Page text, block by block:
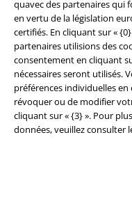
quavec des partenaires qui
en vertu de la législation
certifiés. En cliquant sur «
partenaires utilisions des
consentement en cliquant
nécessaires seront utilisés.
préférences individuelles en
révoquer ou de modifier
cliquant sur « {3} ». Pour
données, veuillez consulter
Éditeur
Clauses de confidentialité
Élimination des déchets et
Déclaration de Conformité